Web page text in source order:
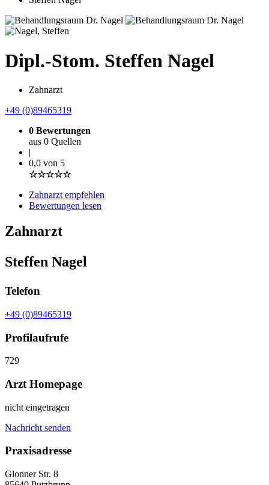
Dipl.-Stom. Steffen Nagel
Zahnarzt
+49 (0)89465319
0 Bewertungen
aus 0 Quellen
|
0,0 von 5
☆☆☆☆☆
Zahnarzt empfehlen
Bewertungen lesen
Zahnarzt
Steffen Nagel
Telefon
+49 (0)89465319
Profilaufrufe
729
Arzt Homepage
nicht eingetragen
Nachricht senden
Praxisadresse
Glonner Str. 8